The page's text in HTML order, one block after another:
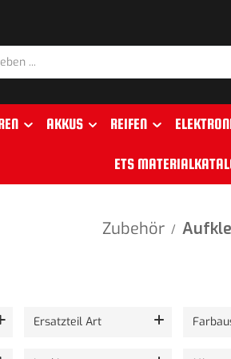
AKKUS REIFEN
ETS
Zubehör /
Ersatzteil Art